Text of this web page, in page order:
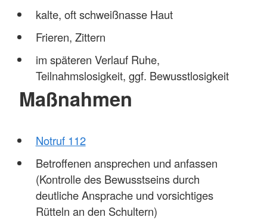
kalte, oft schweißnasse Haut
Frieren, Zittern
im späteren Verlauf Ruhe,
Teilnahmslosigkeit, ggf. Bewusstlosigkeit
Maßnahmen
Notruf 112
Betroffenen ansprechen und anfassen
(Kontrolle des Bewusstseins durch
deutliche Ansprache und vorsichtiges
Rütteln an den Schultern)